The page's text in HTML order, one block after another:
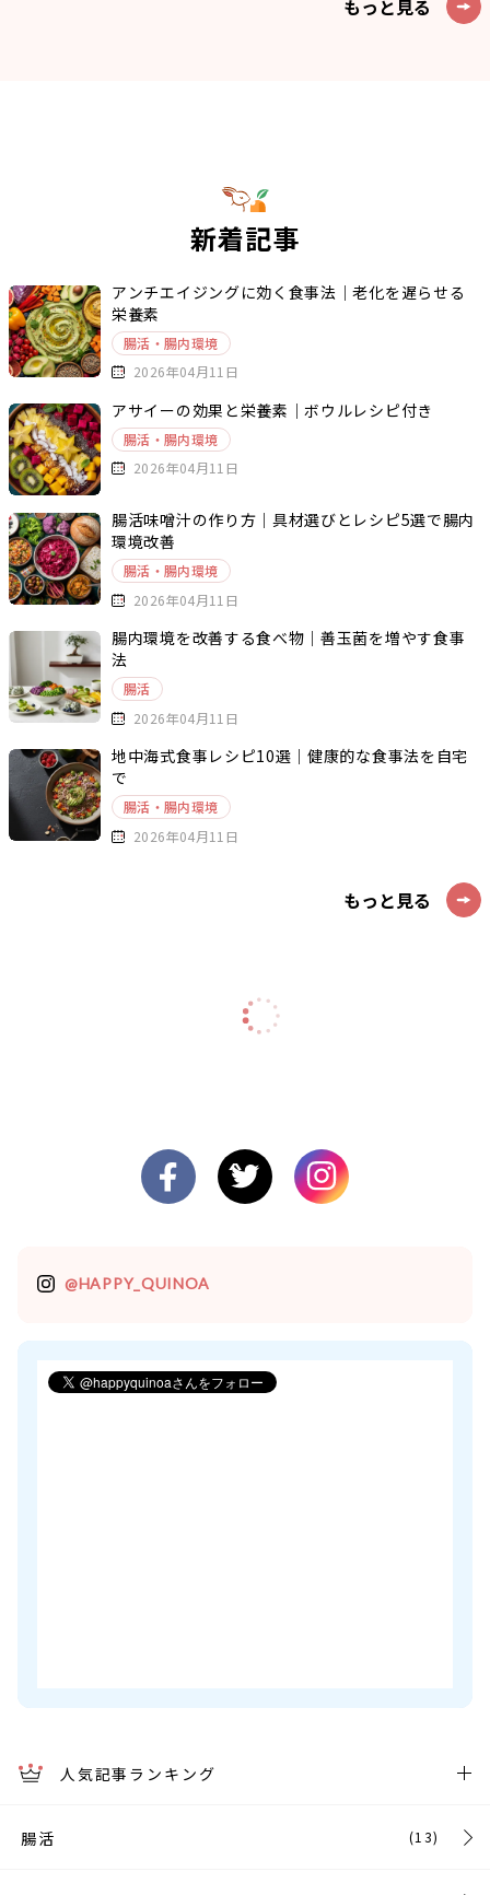
もっと見る
新着記事
アンチエイジングに効く食事法｜老化を遅らせる
栄養素
腸活・腸内環境
2026年04月11日
アサイーの効果と栄養素｜ボウルレシピ付き
腸活・腸内環境
2026年04月11日
腸活味噌汁の作り方｜具材選びとレシピ5選で腸内
環境改善
腸活・腸内環境
2026年04月11日
腸内環境を改善する食べ物｜善玉菌を増やす食事
法
腸活
2026年04月11日
地中海式食事レシピ10選｜健康的な食事法を自宅
で
腸活・腸内環境
2026年04月11日
もっと見る
@HAPPY_QUINOA
人気記事ランキング
腸活 (13)